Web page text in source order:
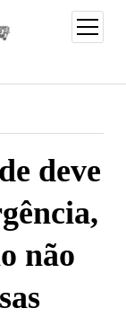
menu
de
deve
não